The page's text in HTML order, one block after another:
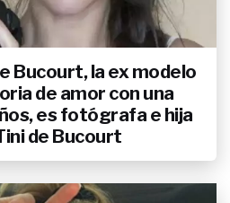
Bucourt, la ex modelo
de amor con una
es fotógrafa e hija
de Bucourt
picante y futbolera del
2026: así le contó
a GENTE "la mano de
de 1986